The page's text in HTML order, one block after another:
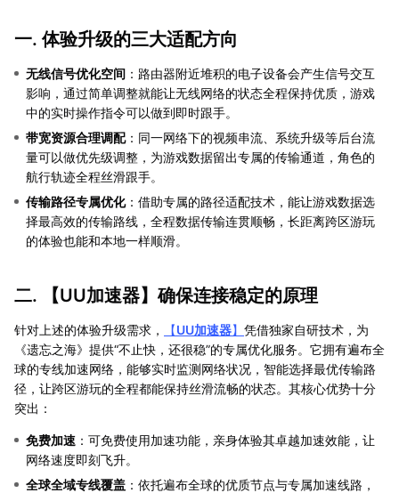
一. 体验升级的三大适配方向
无线信号优化空间 ‌：路由器附近堆积的电子设备会产生信号交互
影响，通过简单调整就能让无线网络的状态全程保持优质，游戏
中的实时操作指令可以做到即时跟手。
带宽资源合理调配‌：同一网络下的视频串流、系统升级等后台流
量可以做优先级调整，为游戏数据留出专属的传输通道，角色的
航行轨迹全程丝滑跟手。
传输路径专属优化‌：借助专属的路径适配技术，能让游戏数据选
择最高效的传输路线，全程数据传输连贯顺畅，长距离跨区游玩
的体验也能和本地一样顺滑。
二. 【UU加速器】确保连接稳定的原理
针对上述的体验升级需求， 【UU加速器】 凭借独家自研技术，为
《遗忘之海》提供“不止快，还很稳”的专属优化服务。它拥有遍布全
球的专线加速网络，能够实时监测网络状况，智能选择最优传输路
径，让跨区游玩的全程都能保持丝滑流畅的状态。其核心优势十分
突出：
免费加速 ：可免费使用加速功能，亲身体验其卓越加速效能，让
网络速度即刻飞升。
全球全域专线覆盖 ：依托遍布全球的优质节点与专属加速线路，